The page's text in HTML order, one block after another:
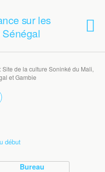
sur les
de la culture Soninké du Mali,
et Gambie
début
Bureau